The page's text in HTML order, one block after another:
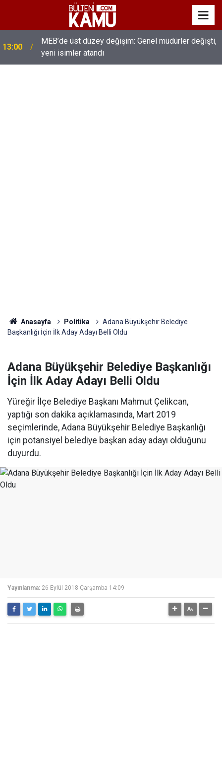
13:00
MEB’de üst düzey değişim: Genel müdürler değişti,
yeni isimler atandı
Anasayfa Politika
Adana Büyükşehir Belediye
Başkanlığı İçin İlk Aday Adayı Belli Oldu
Adana Büyükşehir Belediye Başkanlığı
İçin İlk Aday Adayı Belli Oldu
Yüreğir İlçe Belediye Başkanı Mahmut Çelikcan,
yaptığı son dakika açıklamasında, Mart 2019
seçimlerinde, Adana Büyükşehir Belediye Başkanlığı
için potansiyel belediye başkan aday adayı olduğunu
duyurdu.
Yayınlanma: 26 Eylül 2018 Çarşamba 14:09